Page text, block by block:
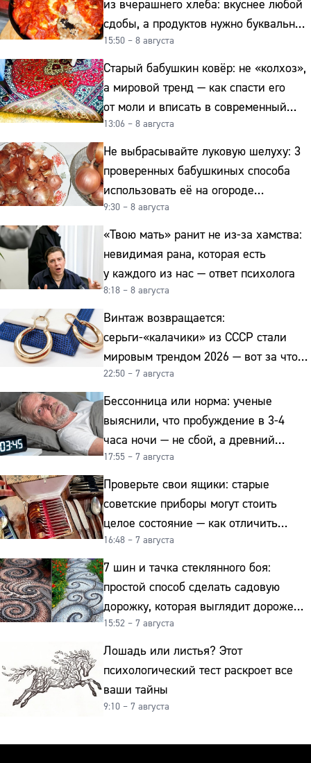
Старый бабушкин ковёр: не «колхоз»,
а мировой тренд — как спасти его
интерьер
13:06 – 8 августа
Не выбрасывайте луковую шелуху: 3
проверенных бабушкиных способа
и для здоровья этой зимой
9:30 – 8 августа
«Твою мать» ранит не из-за хамства:
невидимая рана, которая есть
8:18 – 8 августа
Винтаж возвращается:
серьги-«калачики» из СССР стали
их ценят ювелиры
22:50 – 7 августа
Бессонница или норма: ученые
выяснили, что пробуждение в 3-4
биологический ритм
17:55 – 7 августа
Проверьте свои ящики: старые
советские приборы могут стоить
подделку от мельхиора
16:48 – 7 августа
7 шин и тачка стеклянного боя:
простой способ сделать садовую
гранита
15:52 – 7 августа
Лошадь или листья? Этот
психологический тест раскроет все
9:10 – 7 августа